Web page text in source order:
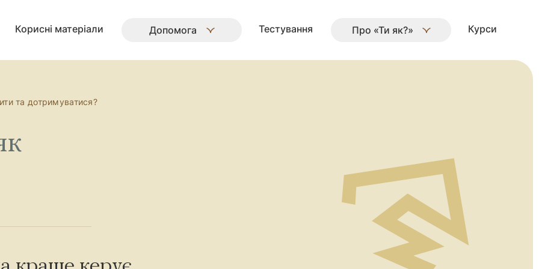
Корисні матеріали Допомога Тестування Про «Ти як?» Курси
та дотримуватися?